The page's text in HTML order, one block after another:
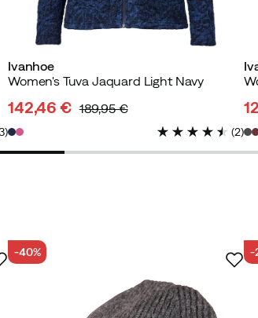
)
Ivanhoe
Women's Tuva Jaquard Light Navy
discounted
price
142,46 €
original
price
189,95 €
(2)
-40% -